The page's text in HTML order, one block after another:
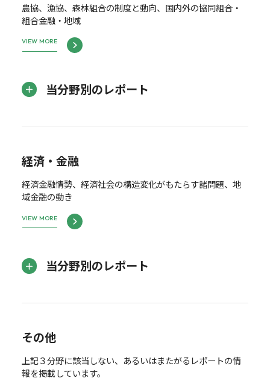
農協、漁協、森林組合の制度と動向、国内外の協同組合・
組合金融・地域
VIEW MORE
当分野別のレポート
経済・金融
経済金融情勢、経済社会の構造変化がもたらす諸問題、地
域金融の動き
VIEW MORE
当分野別のレポート
その他
上記３分野に該当しない、あるいはまたがるレポートの情
報を掲載しています。